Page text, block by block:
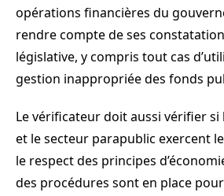
opérations financières du
rendre compte de ses
législative, y compris tout cas
gestion inappropriée des fonds
Le vérificateur doit aussi vérifier
et le secteur parapublic exercent
le respect des principes
des procédures sont en place